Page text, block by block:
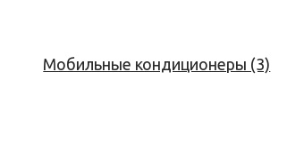
Мобильные кондиционеры (3)